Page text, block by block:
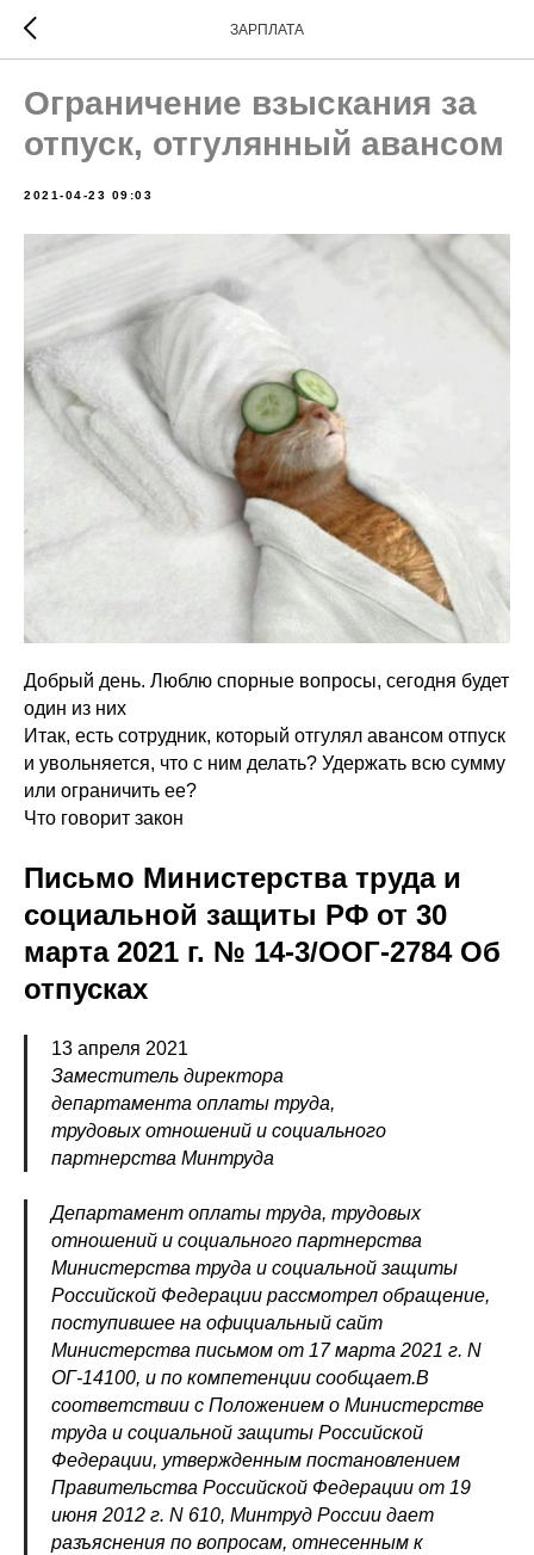
ЗАРПЛАТА
Ограничение взыскания за
отпуск, отгулянный авансом
2021-04-23 09:03
Добрый день. Люблю спорные вопросы, сегодня будет
один из них
Итак, есть сотрудник, который отгулял авансом отпуск
и увольняется, что с ним делать? Удержать всю сумму
или ограничить ее?
Что говорит закон
Письмо Министерства труда и
социальной защиты РФ от 30
марта 2021 г. № 14-3/ООГ-2784 Об
отпусках
13 апреля 2021
Заместитель директора
департамента оплаты труда,
трудовых отношений и социального
партнерства Минтруда
Департамент оплаты труда, трудовых
отношений и социального партнерства
Министерства труда и социальной защиты
Российской Федерации рассмотрел обращение,
поступившее на официальный сайт
Министерства письмом от 17 марта 2021 г. N
ОГ-14100, и по компетенции сообщает.В
соответствии с Положением о Министерстве
труда и социальной защиты Российской
Федерации, утвержденным постановлением
Правительства Российской Федерации от 19
июня 2012 г. N 610, Минтруд России дает
разъяснения по вопросам, отнесенным к